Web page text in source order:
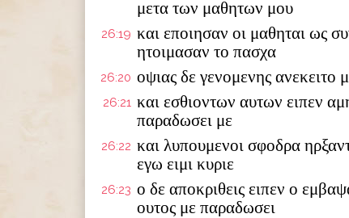
μετα των μαθητων μου
26:19 και εποιησαν οι μαθηται ως
ητοιμασαν το πασχα
26:20 οψιας δε γενομενης ανεκειτο
26:21 και εσθιοντων αυτων ειπεν
παραδωσει με
26:22 και λυπουμενοι σφοδρα
εγω ειμι κυριε
26:23 ο δε αποκριθεις ειπεν ο
ουτος με παραδωσει